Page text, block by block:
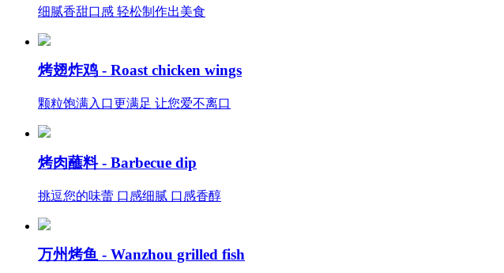
细腻香甜口感 轻松制作出美食
烤翅炸鸡 - Roast chicken wings
颗粒饱满入口更满足 让您爱不离口
烤肉蘸料 - Barbecue dip
挑逗您的味蕾 口感细腻 口感香醇
万州烤鱼 - Wanzhou grilled fish